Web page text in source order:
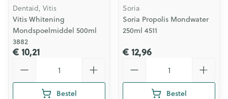
Dentaid, Vitis
Vitis Whitening
Mondspoelmiddel 500ml
3882
€ 10,21
Bestel
Soria
Soria Propolis Mondwater
250ml 4511
€ 12,96
Bestel